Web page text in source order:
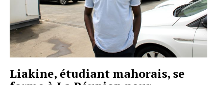
Liakine, étudiant mahorais, se